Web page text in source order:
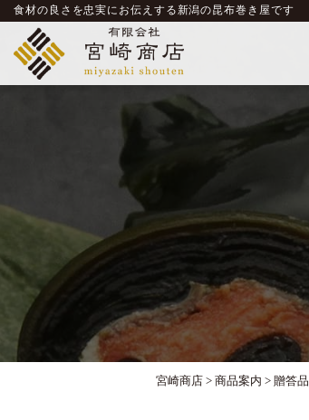
食材の良さを忠実にお伝えする新潟の昆布巻き屋です
宮崎商店 > 商品案内 > 贈答品